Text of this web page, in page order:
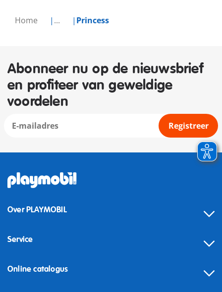
Home ... Princess
Abonneer nu op de nieuwsbrief
en profiteer van geweldige
voordelen
Registreer
Over PLAYMOBIL
Service
Online catalogus